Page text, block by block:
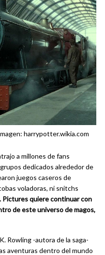
harrypotter.wikia.com
a millones de fans
dedicados alrededor de
juegos caseros de
voladoras, ni snitchs
Pictures quiere continuar con
de este universo de magos,
Rowling -autora de la saga-
aventuras dentro del mundo